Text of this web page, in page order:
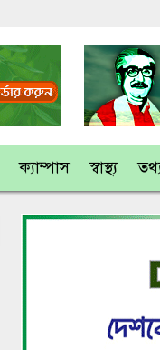
ক্যাম্পাস স্বাস্থ্য